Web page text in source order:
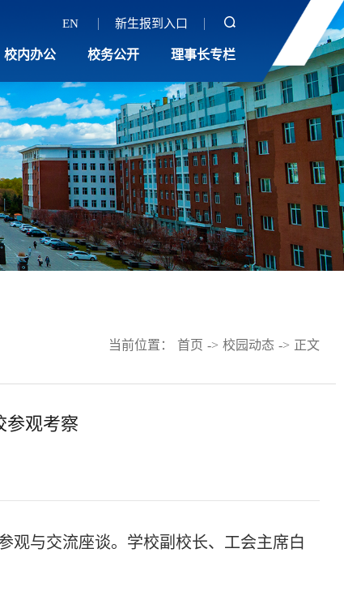
EN 新生报到入口
校内办公 校务公开 理事长专栏
当前位置： 首页 -> 校园动态 -> 正文
观考察
观与交流座谈。学校副校长、工会主席白